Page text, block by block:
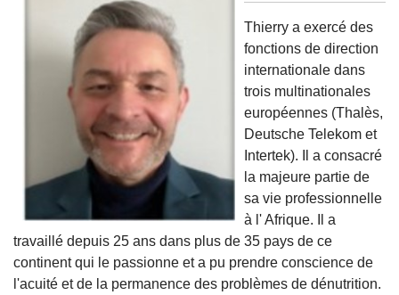
Thierry a exercé des
fonctions de direction
internationale dans
trois multinationales
européennes (Thalès,
Deutsche Telekom et
Intertek). Il a consacré
la majeure partie de
sa vie professionnelle
à l' Afrique. Il a
travaillé depuis 25 ans dans plus de 35 pays de ce
continent qui le passionne et a pu prendre conscience de
l'acuité et de la permanence des problèmes de dénutrition.